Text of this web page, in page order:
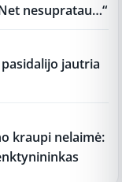
nesupratau…“
jautria
kraupi nelaimė: